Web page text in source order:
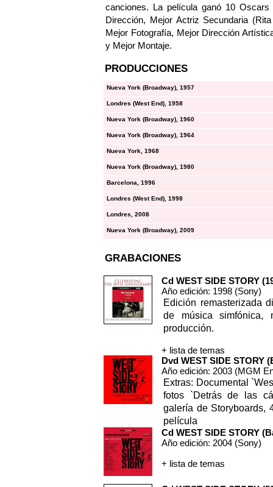
canciones. La película ganó 10
Dirección, Mejor Actriz Secundaria
Mejor Fotografía, Mejor Dirección
y Mejor Montaje.
PRODUCCIONES
Nueva York (Broadway), 1957
Londres (West End), 1958
Nueva York (Broadway), 1960
Nueva York (Broadway), 1964
Nueva York, 1968
Nueva York (Broadway), 1980
Barcelona, 1996
Londres (West End), 1998
Londres, 2008
Nueva York (Broadway), 2009
GRABACIONES
Cd WEST SIDE STORY
Año edición: 1998 (Sony)
Edición remasterizada
de música
producción.
+ lista de temas
Dvd WEST SIDE STORY
Año edición: 2003 (MGM
Extras: Documental
fotos `Detrás de las
galería de Storyboards,
película
Cd WEST SIDE STORY
Año edición: 2004 (Sony)
+ lista de temas